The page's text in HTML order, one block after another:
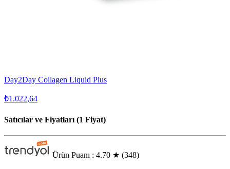
Day2Day Collagen Liquid Plus
₺1.022,64
Satıcılar ve Fiyatları (1 Fiyat)
Ürün Puanı : 4.70 ★ (348)